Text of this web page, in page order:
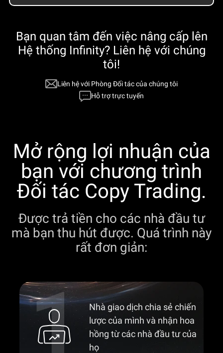
Bạn quan tâm đến việc nâng cấp lên
Hệ thống Infinity? Liên hệ với chúng
tôi!
Liên hệ với Phòng Đối tác của chúng tôi
Hỗ trợ trực tuyến
Mở rộng lợi nhuận của
bạn với chương trình
Đối tác Copy Trading.
Được trả tiền cho các nhà đầu tư
mà bạn thu hút được. Quá trình này
rất đơn giản:
Nhà giao dịch chia sẻ chiến
lược của mình và nhận hoa
hồng từ các nhà đầu tư của
họ